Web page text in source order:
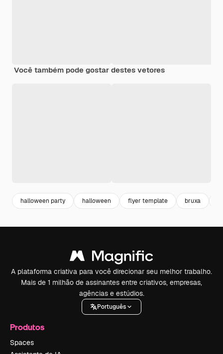
Você também pode gostar destes vetores
halloween party halloween flyer template bruxa
A plataforma criativa para você direcionar seu melhor trabalho.
Mais de 1 milhão de assinantes entre criativos, empresas,
agências e estúdios.
Português
Produtos
Spaces